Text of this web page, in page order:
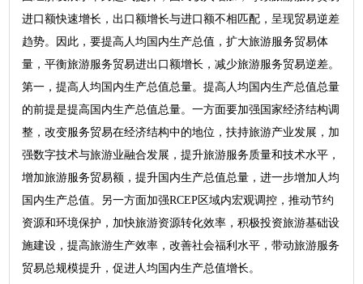
进口额快速增长，出口额增长与进口额不相匹配，呈现贸易逆差
趋势。因此，要提高人均国内生产总值，扩大旅游服务贸易体
量，平衡旅游服务贸易进出口额增长，减少旅游服务贸易逆差。
第一，提高人均国内生产总值总量。提高人均国内生产总值总量
的前提是提高国内生产总值总量。一方面要加强国家经济结构调
整，改变服务贸易在经济结构中的地位，扶持旅游产业发展，加
强数字技术与旅游业融合发展，提升旅游服务质量和技术水平，
增加旅游服务贸易额，提升国内生产总值总量，进一步增加人均
国内生产总值。另一方面加强RCEP区域内宏观调控，推动节约
资源和环境保护，加快旅游资源转化效率，积极投资旅游基础设
施建设，提高旅游生产效率，改善社会福利水平，带动旅游服务
贸易总规模提升，促进人均国内生产总值增长。